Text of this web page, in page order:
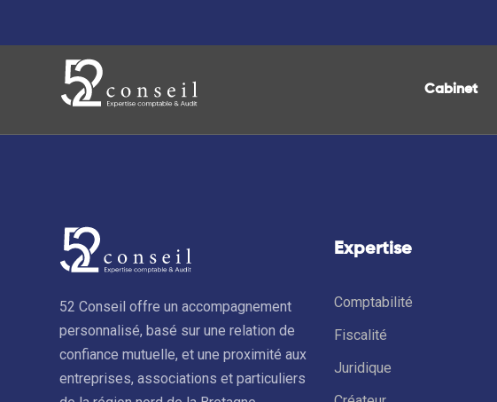
Cabinet
52 Conseil offre un accompagnement
personnalisé, basé sur une relation de
confiance mutuelle, et une proximité aux
entreprises, associations et particuliers
Expertise
Comptabilité
Fiscalité
Juridique